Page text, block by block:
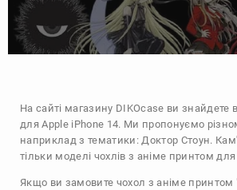
На сайті магазину DIKOcase ви знайдете
для Apple iPhone 14. Ми пропонуємо
наприклад з тематики:Доктор Стоун.
тільки моделі чохлів з аніме принтом
Якщо ви замовите чохол з аніме принтом